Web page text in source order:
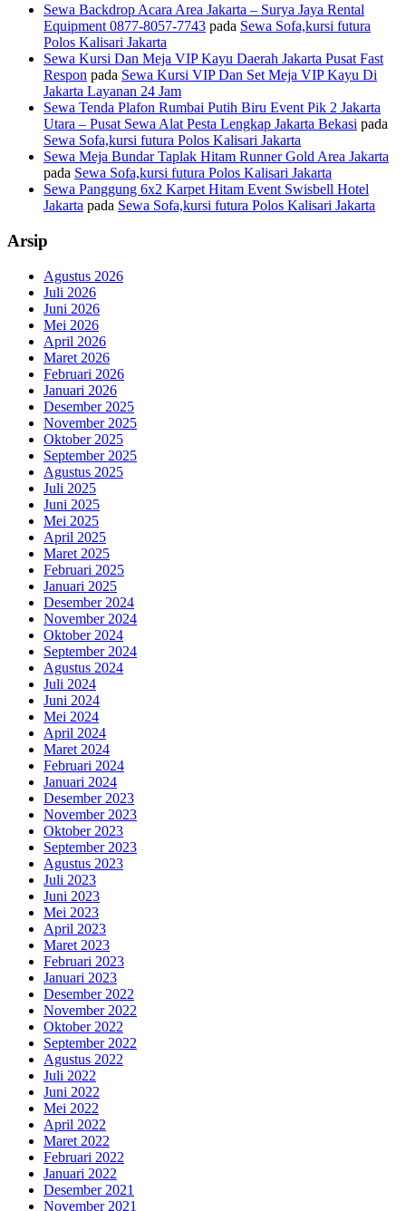
Sewa Backdrop Acara Area Jakarta – Surya Jaya Rental
Equipment 0877-8057-7743 pada Sewa Sofa,kursi futura
Polos Kalisari Jakarta
Sewa Kursi Dan Meja VIP Kayu Daerah Jakarta Pusat Fast
Respon pada Sewa Kursi VIP Dan Set Meja VIP Kayu Di
Jakarta Layanan 24 Jam
Sewa Tenda Plafon Rumbai Putih Biru Event Pik 2 Jakarta
Utara – Pusat Sewa Alat Pesta Lengkap Jakarta Bekasi pada
Sewa Sofa,kursi futura Polos Kalisari Jakarta
Sewa Meja Bundar Taplak Hitam Runner Gold Area Jakarta
pada Sewa Sofa,kursi futura Polos Kalisari Jakarta
Sewa Panggung 6x2 Karpet Hitam Event Swisbell Hotel
Jakarta pada Sewa Sofa,kursi futura Polos Kalisari Jakarta
Arsip
Agustus 2026
Juli 2026
Juni 2026
Mei 2026
April 2026
Maret 2026
Februari 2026
Januari 2026
Desember 2025
November 2025
Oktober 2025
September 2025
Agustus 2025
Juli 2025
Juni 2025
Mei 2025
April 2025
Maret 2025
Februari 2025
Januari 2025
Desember 2024
November 2024
Oktober 2024
September 2024
Agustus 2024
Juli 2024
Juni 2024
Mei 2024
April 2024
Maret 2024
Februari 2024
Januari 2024
Desember 2023
November 2023
Oktober 2023
September 2023
Agustus 2023
Juli 2023
Juni 2023
Mei 2023
April 2023
Maret 2023
Februari 2023
Januari 2023
Desember 2022
November 2022
Oktober 2022
September 2022
Agustus 2022
Juli 2022
Juni 2022
Mei 2022
April 2022
Maret 2022
Februari 2022
Januari 2022
Desember 2021
November 2021